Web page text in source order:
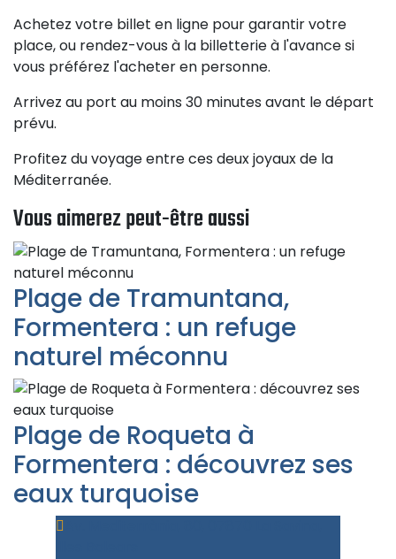
Achetez votre billet en ligne pour garantir votre
place, ou rendez-vous à la billetterie à l'avance si
vous préférez l'acheter en personne.
Arrivez au port au moins 30 minutes avant le départ
prévu.
Profitez du voyage entre ces deux joyaux de la
Méditerranée.
Vous aimerez peut-être aussi
Plage de Tramuntana,
Formentera : un refuge
naturel méconnu
Plage de Roqueta à
Formentera : découvrez ses
eaux turquoise